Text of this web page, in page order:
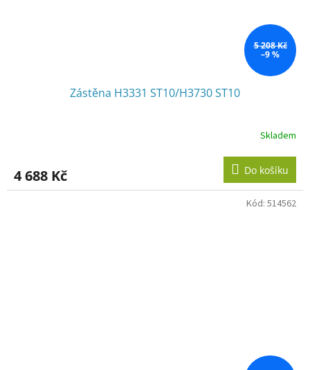
5 208 Kč
–9 %
Zástěna H3331 ST10/H3730 ST10
Skladem
4 688 Kč Do košíku
Kód: 514562